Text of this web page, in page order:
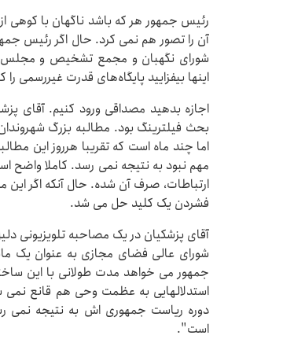
رئیس جمهور هر که باشد ناگهان با کوهی
آن را تصور هم نمی کرد. حال اگر رئیس
شورای نگهبان و مجمع تشخیص و مجلس
اینها بیفزایید پایگاه‌های قدرت غیررسمی
اجازه بدهید مصداقی ورود کنیم. آقای
بحث فیلترینگ بود. مطالبه بزرگ
اما چند ماه است که تقریبا هرروز این
مهم نبود به نتیجه نمی رسد. کاملا
ارتباطات، صرف آن شده. حال آنکه اگر
فشردن یک کلید حل می شد.
آقای پزشکیان در یک مصاحبه تلویزیونی
شورای عالی فضای مجازی به عنوان یک
جمهور می خواهد مدت طولانی با این
استدلالهایی به عظمت وحی هم قانع نمی
دوره ریاست جمهوری اش به نتیجه نمی
است".